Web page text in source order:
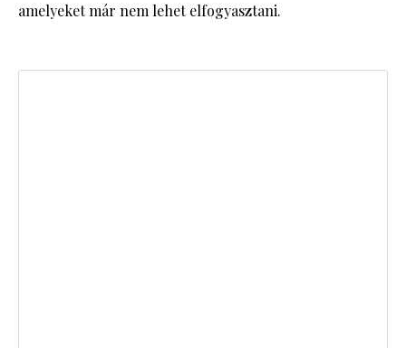
amelyeket már nem lehet elfogyasztani.